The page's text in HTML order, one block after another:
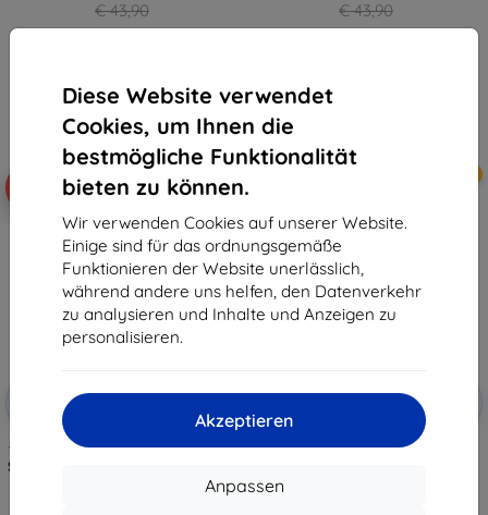
Diese Website verwendet
Cookies, um Ihnen die
bestmögliche Funktionalität
bieten zu können.
Wir verwenden Cookies auf unserer Website.
Einige sind für das ordnungsgemäße
Funktionieren der Website unerlässlich,
während andere uns helfen, den Datenverkehr
zu analysieren und Inhalte und Anzeigen zu
personalisieren.
Akzeptieren
Anpassen
€ 43,90
€ 39,50
€ 43,90
€ 39,50
mit
Transparente magnetische Hülle
Samsung EF-CF776CTE für Galaxy
EXTRA10
Samsung EF-QF776CTE